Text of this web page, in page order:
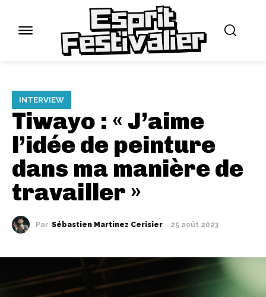
INTERVIEW
Tiwayo : « J’aime
l’idée de peinture
dans ma manière de
travailler »
Par Sébastien Martinez Cerisier 25 août 2023